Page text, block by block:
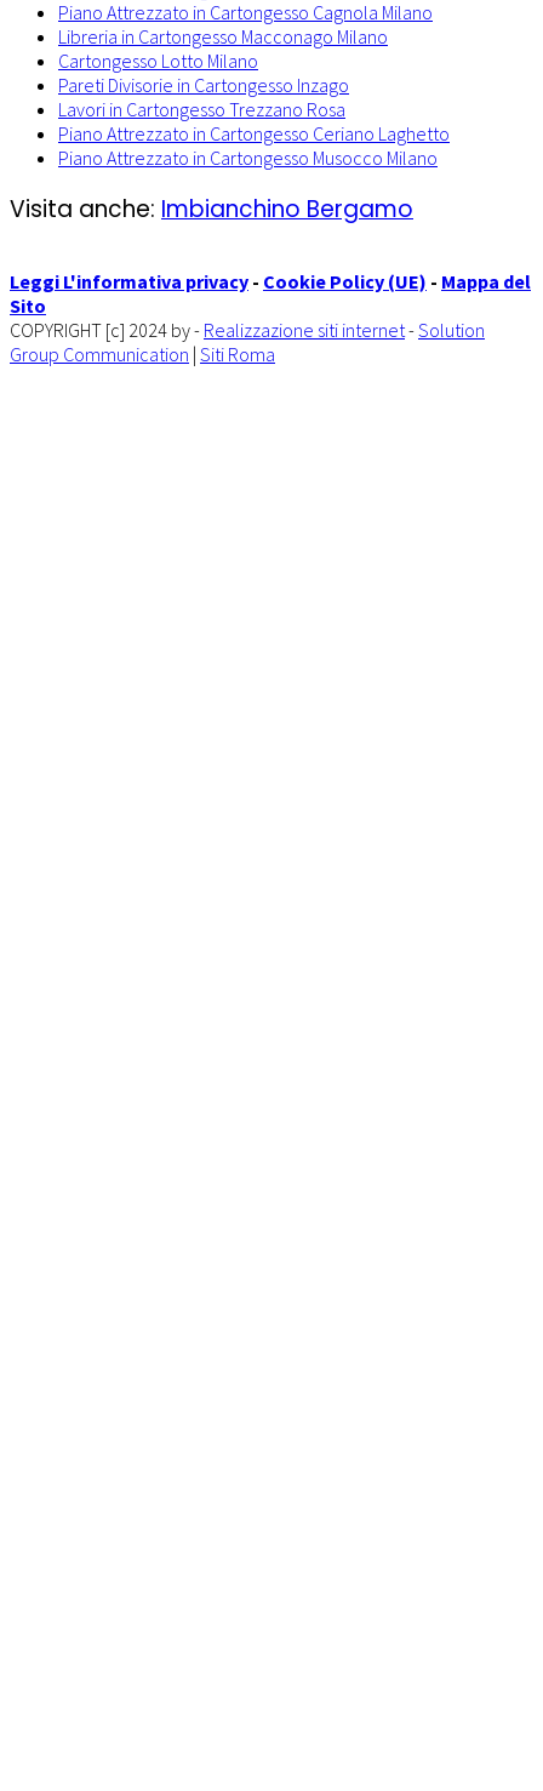
Piano Attrezzato in Cartongesso Cagnola Milano
Libreria in Cartongesso Macconago Milano
Cartongesso Lotto Milano
Pareti Divisorie in Cartongesso Inzago
Lavori in Cartongesso Trezzano Rosa
Piano Attrezzato in Cartongesso Ceriano Laghetto
Piano Attrezzato in Cartongesso Musocco Milano
Visita anche: Imbianchino Bergamo
Leggi L'informativa privacy - Cookie Policy (UE) - Mappa del
Sito
COPYRIGHT [c] 2024 by - Realizzazione siti internet-Solution
Group Communication | Siti Roma